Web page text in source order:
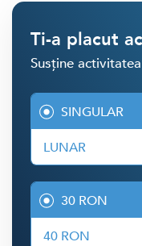
Ti-a placut
Susține
SINGULAR
LUNAR
30 RON
40 RON